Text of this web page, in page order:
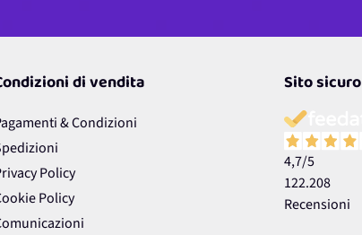
di vendita
& Condizioni
Policy
Policy
Sito sicuro
4,7/5
122.208
Recensioni